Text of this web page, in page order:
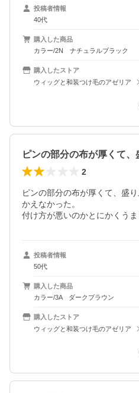
投稿者情報
40代
購入した商品
カラー/2N ナチュラルブラック
購入したストア
ウィッグと和装つけ毛のアゼリア
2
ピンの部分の布が厚くて、盛
かえなかった。
付け方が悪いのかとにかくうま
投稿者情報
50代
購入した商品
カラー/3A ダークブラウン
購入したストア
ウィッグと和装つけ毛のアゼリア